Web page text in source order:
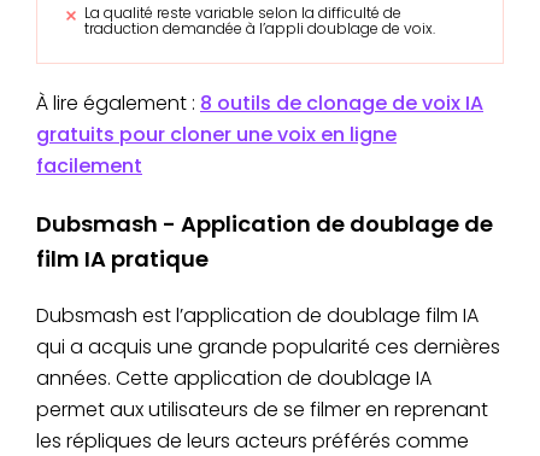
La qualité reste variable selon la difficulté de
traduction demandée à l’appli doublage de voix.
À lire également : 8 outils de clonage de voix IA
gratuits pour cloner une voix en ligne
facilement
Dubsmash - Application de doublage de
film IA pratique
Dubsmash est l’application de doublage film IA
qui a acquis une grande popularité ces dernières
années. Cette application de doublage IA
permet aux utilisateurs de se filmer en reprenant
les répliques de leurs acteurs préférés comme